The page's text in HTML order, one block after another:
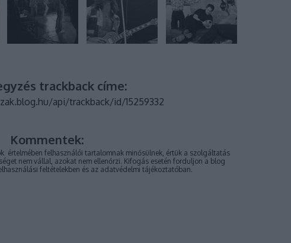
trackback címe:
api/trackback/id/15259332
Kommentek:
értelmében felhasználói tartalomnak minősülnek, értük a szolgáltatás
nem vállal, azokat nem ellenőrzi. Kifogás esetén forduljon a blog
feltételekben és az adatvédelmi tájékoztatóban.